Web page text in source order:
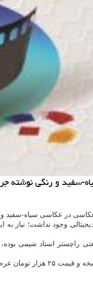
سفید و رنگی نوشته
در عکاسی سیاه-سفید
دیجیتالی وجود نداشت؛
راچستر استاد شیمی